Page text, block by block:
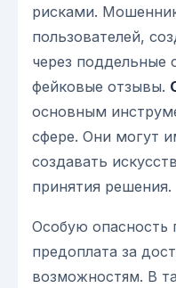
рисками.
пользователей,
через поддельные
фейковые отзывы.
основным
сфере. Они могут
создавать
принятия решения.
Особую опасность
предоплата за
возможностям. В